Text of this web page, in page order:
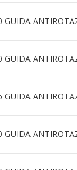
GUIDA
GUIDA
GUIDA
GUIDA